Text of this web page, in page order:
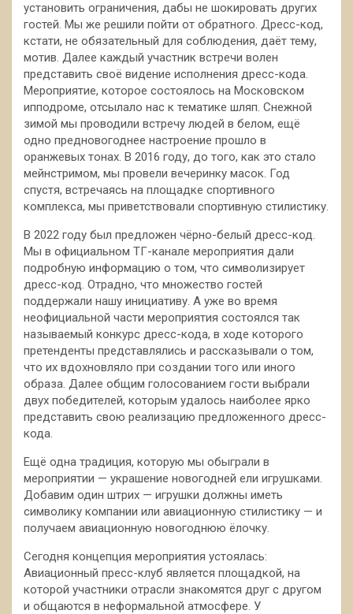
установить ограничения, дабы не шокировать других
гостей. Мы же решили пойти от обратного. Дресс-код,
кстати, не обязательный для соблюдения, даёт тему,
мотив. Далее каждый участник встречи волен
представить своё видение исполнения дресс-кода.
Мероприятие, которое состоялось на Московском
ипподроме, отсылало нас к тематике шляп. Снежной
зимой мы проводили встречу людей в белом, ещё
одно предновогоднее настроение прошло в
оранжевых тонах. В 2016 году, до того, как это стало
мейнстримом, мы провели вечеринку масок. Год
спустя, встречаясь на площадке спортивного
комплекса, мы приветствовали спортивную стилистику.
В 2022 году был предложен чёрно-белый дресс-код.
Мы в официальном ТГ-канале мероприятия дали
подробную информацию о том, что символизирует
дресс-код. Отрадно, что множество гостей
поддержали нашу инициативу. А уже во время
неофициальной части мероприятия состоялся так
называемый конкурс дресс-кода, в ходе которого
претенденты представлялись и рассказывали о том,
что их вдохновляло при создании того или иного
образа. Далее общим голосованием гости выбрали
двух победителей, которым удалось наиболее ярко
представить свою реализацию предложенного дресс-
кода.
Ещё одна традиция, которую мы обыграли в
мероприятии — украшение новогодней ели игрушками.
Добавим один штрих — игрушки должны иметь
символику компании или авиационную стилистику — и
получаем авиационную новогоднюю ёлочку.
Сегодня концепция мероприятия устоялась:
Авиационный пресс-клуб является площадкой, на
которой участники отрасли знакомятся друг с другом
и общаются в неформальной атмосфере. У